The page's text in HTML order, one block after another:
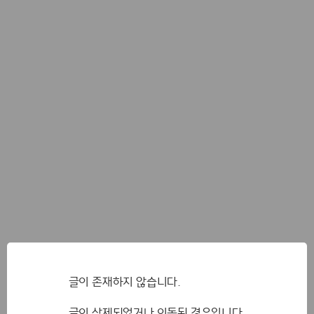
글이 존재하지 않습니다.